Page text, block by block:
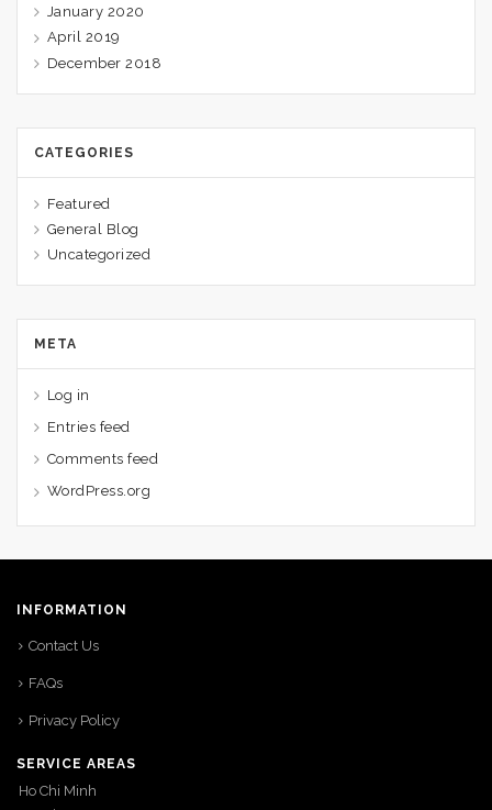
January 2020
April 2019
December 2018
CATEGORIES
Featured
General Blog
Uncategorized
META
Log in
Entries feed
Comments feed
WordPress.org
INFORMATION
Contact Us
FAQs
Privacy Policy
SERVICE AREAS
Ho Chi Minh